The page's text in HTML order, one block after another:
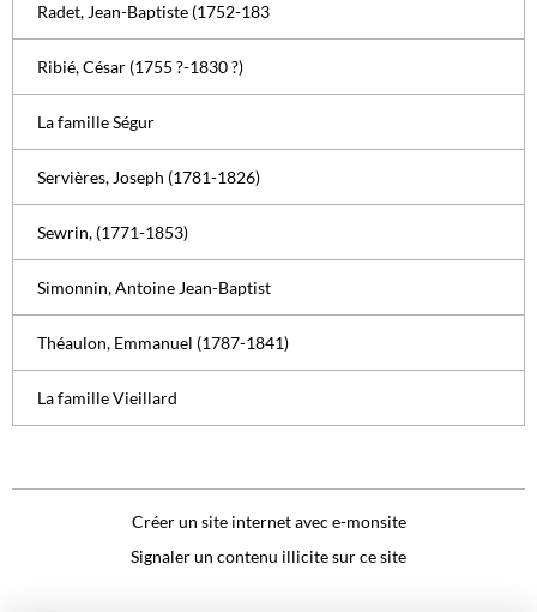
Radet, Jean-Baptiste (1752-183
Ribié, César (1755 ?-1830 ?)
La famille Ségur
Servières, Joseph (1781-1826)
Sewrin, (1771-1853)
Simonnin, Antoine Jean-Baptist
Théaulon, Emmanuel (1787-1841)
La famille Vieillard
Créer un site internet avec e-monsite
Signaler un contenu illicite sur ce site